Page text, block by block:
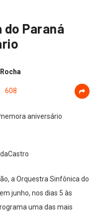
Paraná
608
a Orquestra Sinfônica do
junho, nos dias 5 às
uma das mais